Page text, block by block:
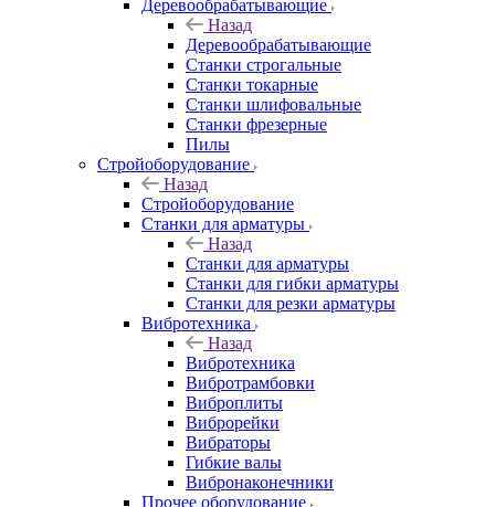
Деревообрабатывающие
Назад
Деревообрабатывающие
Станки строгальные
Станки токарные
Станки шлифовальные
Станки фрезерные
Пилы
Стройоборудование
Назад
Стройоборудование
Станки для арматуры
Назад
Станки для арматуры
Станки для гибки арматуры
Станки для резки арматуры
Вибротехника
Назад
Вибротехника
Вибротрамбовки
Виброплиты
Виброрейки
Вибраторы
Гибкие валы
Вибронаконечники
Прочее оборудование